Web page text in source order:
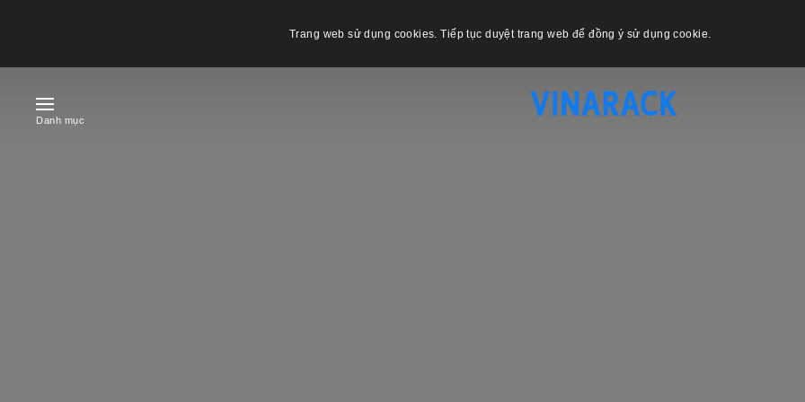
Trang web sử dụng cookies. Tiếp tục duyệt trang web để đồng ý sử dụng cookie.
Danh mục